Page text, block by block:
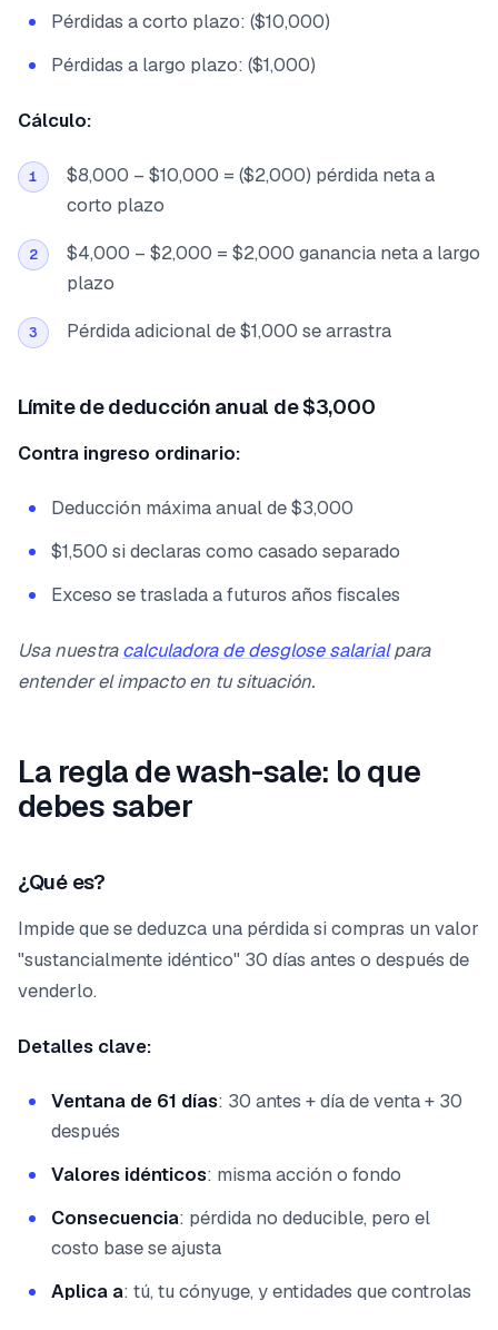
Pérdidas a corto plazo: ($10,000)
Pérdidas a largo plazo: ($1,000)
Cálculo:
1
$8,000 – $10,000 = ($2,000) pérdida neta a
corto plazo
2
$4,000 – $2,000 = $2,000 ganancia neta a largo
plazo
3 Pérdida adicional de $1,000 se arrastra
Límite de deducción anual de $3,000
Contra ingreso ordinario:
Deducción máxima anual de $3,000
$1,500 si declaras como casado separado
Exceso se traslada a futuros años fiscales
Usa nuestracalculadora de desglose salarialpara
entender el impacto en tu situación.
La regla de wash-sale: lo que
debes saber
¿Qué es?
Impide que se deduzca una pérdida si compras un valor
"sustancialmente idéntico" 30 días antes o después de
venderlo.
Detalles clave:
Ventana de 61 días: 30 antes + día de venta + 30
después
Valores idénticos: misma acción o fondo
Consecuencia: pérdida no deducible, pero el
costo base se ajusta
Aplica a: tú, tu cónyuge, y entidades que controlas